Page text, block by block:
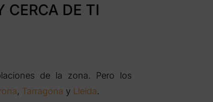
CERCA DE TI
de la zona. Pero los
, Tarragona y Lleida.